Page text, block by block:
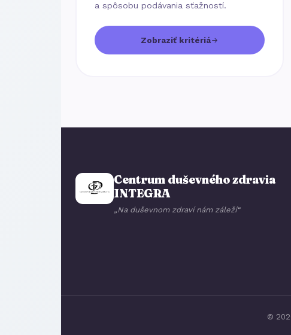
a spôsobu podávania sťažností.
Zobraziť kritériá
Centrum duševného zdravia
INTEGRA
„Na duševnom zdraví nám záleží“
©